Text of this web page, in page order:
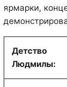
ярмарки,
Детство
Людмилы: